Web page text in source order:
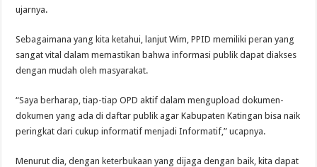
ujarnya.
Sebagaimana yang kita ketahui, lanjut Wim, PPID memiliki peran yang
sangat vital dalam memastikan bahwa informasi publik dapat diakses
dengan mudah oleh masyarakat.
“Saya berharap, tiap-tiap OPD aktif dalam mengupload dokumen-
dokumen yang ada di daftar publik agar Kabupaten Katingan bisa naik
peringkat dari cukup informatif menjadi Informatif,” ucapnya.
Menurut dia, dengan keterbukaan yang dijaga dengan baik, kita dapat